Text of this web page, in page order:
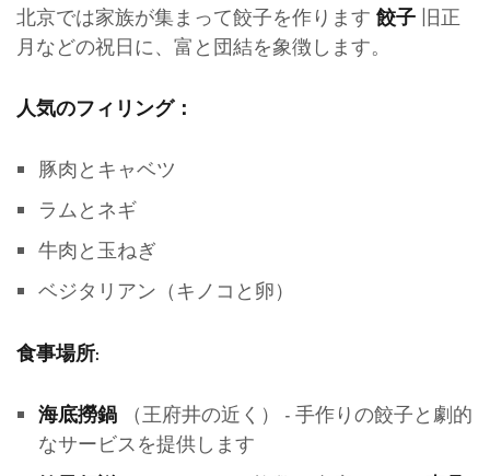
北京では家族が集まって餃子を作ります 餃子 旧正
月などの祝日に、富と団結を象徴します。
人気のフィリング：
豚肉とキャベツ
ラムとネギ
牛肉と玉ねぎ
ベジタリアン（キノコと卵）
食事場所:
海底撈鍋（王府井の近く） - 手作りの餃子と劇的
なサービスを提供します